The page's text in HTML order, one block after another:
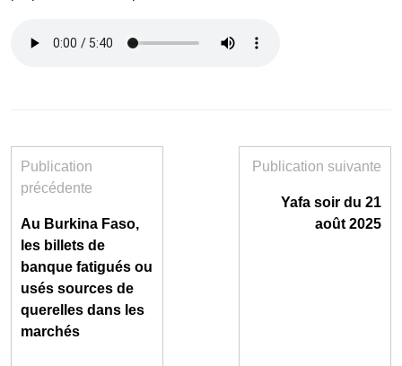
Publication
précédente
Au Burkina Faso,
les billets de
banque fatigués ou
usés sources de
querelles dans les
marchés
Publication suivante
Yafa soir du 21
août 2025